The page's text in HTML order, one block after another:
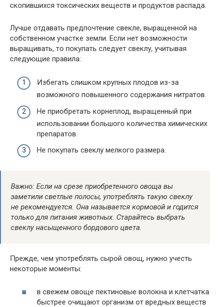
скопившихся токсических веществ и продуктов распада.
Лучше отдавать предпочтение свекле, выращенной на
собственном участке земли. Если нет возможности
выращивать, то покупать следует свеклу, учитывая
следующие правила:
Избегать слишком крупных плодов из-за
возможного повышенного содержания нитратов.
Не приобретать корнеплод, выращенный при
использовании большого количества химических
препаратов.
Не покупать свеклу мелкого размера.
Важно: Если на срезе приобретенного овоща вы
заметили светлые полосы, употреблять такую свеклу
не рекомендуется. Она называется кормовой и годится
только для питания животных. Старайтесь выбрать
свеклу насыщенного бордового цвета.
Прежде, чем употреблять сырой овощ, нужно учесть
некоторые моменты:
в свежем овоще пектиновые волокна и клетчатка
быстрее очищают организм от вредных веществ